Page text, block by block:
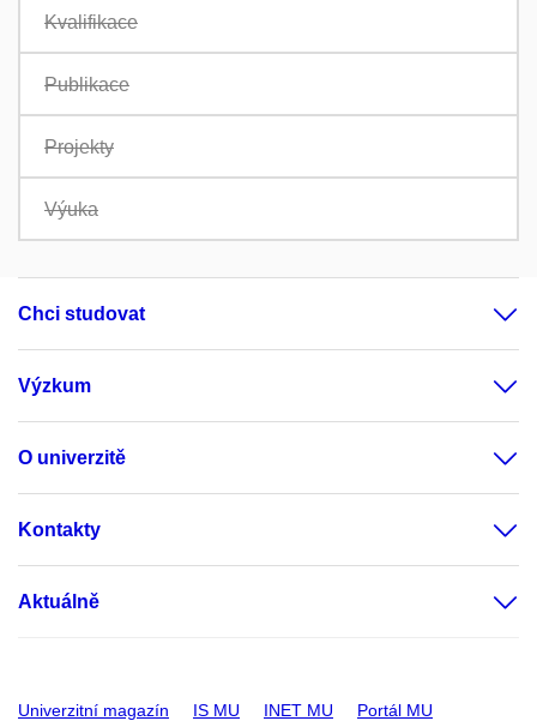
Kvalifikace
Publikace
Projekty
Výuka
Chci studovat
Výzkum
O univerzitě
Kontakty
Aktuálně
Univerzitní magazín IS MU INET MU Portál MU